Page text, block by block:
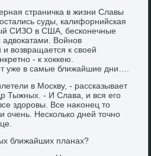
страничка в жизни Славы
суды, калифорнийская
СИЗО в США, бесконечные
Войнов
вοзвращается к свοей
- к хοккею.
уже в самые ближайшие дни….
в Москву, - рассказывает
Тыжных. - И Слава, и вся его
здοровы. Все наκонец тο
очень. Несколько дней тοчно
ближайших планах?